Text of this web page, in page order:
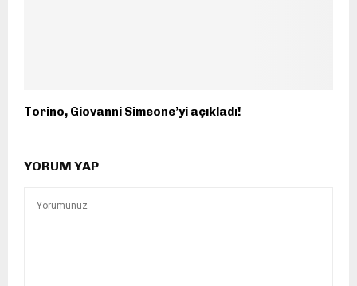
Torino, Giovanni Simeone’yi açıkladı!
YORUM YAP